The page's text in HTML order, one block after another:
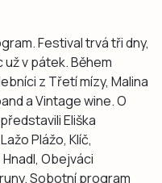
Festival trvá tři dny,
už v pátek. Během
z Třetí mízy, Malina
a Vintage wine. O
Eliška
Plážo, Klíč,
Obejváci
Sobotní program